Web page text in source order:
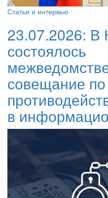
Статьи и интервью
23.07.2026: В
состоялось
совещание
в